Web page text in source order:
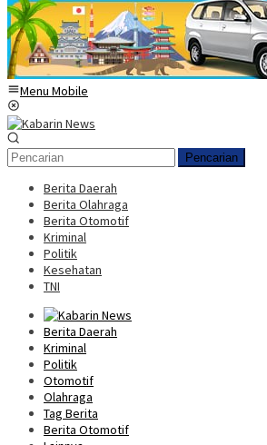
Menu Mobile
Pencarian
Berita Daerah
Berita Olahraga
Berita Otomotif
Kriminal
Politik
Kesehatan
TNI
Berita Daerah
Kriminal
Politik
Otomotif
Olahraga
Tag Berita
Berita Otomotif